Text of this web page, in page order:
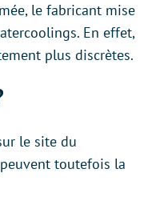
le fabricant mise
En effet,
plus discrètes.
le site du
toutefois la